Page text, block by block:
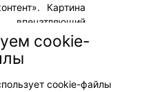
Картина
впечатляющий
набрав более
и став
ярких
cookie-
cookie-файлы